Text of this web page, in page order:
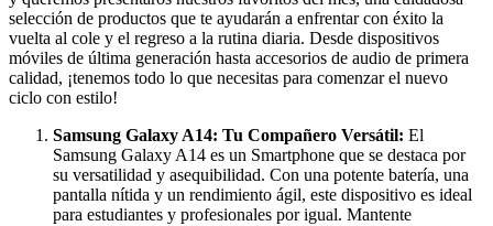
selección de productos que te ayudarán a enfrentar con éxito la
vuelta al cole y el regreso a la rutina diaria. Desde dispositivos
móviles de última generación hasta accesorios de audio de primera
calidad, ¡tenemos todo lo que necesitas para comenzar el nuevo
ciclo con estilo!
Samsung Galaxy A14: Tu Compañero Versátil: El
Samsung Galaxy A14 es un Smartphone que se destaca por
su versatilidad y asequibilidad. Con una potente batería, una
pantalla nítida y un rendimiento ágil, este dispositivo es ideal
para estudiantes y profesionales por igual. Mantente